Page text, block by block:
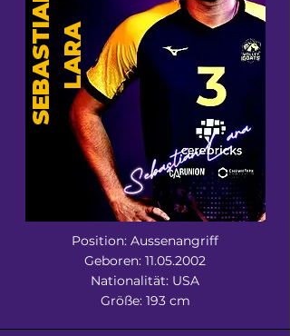
S
E
B
A
S
T I
A
N
L
A
R A
Position: Aussenangriff
Geboren: 11.05.2002
Nationalität: USA
Größe: 193 cm